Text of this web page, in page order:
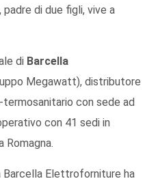
padre di due figli, vive a
di Barcella
Megawatt), distributore
con sede ad
con 41 sedi in
Romagna.
Elettroforniture ha